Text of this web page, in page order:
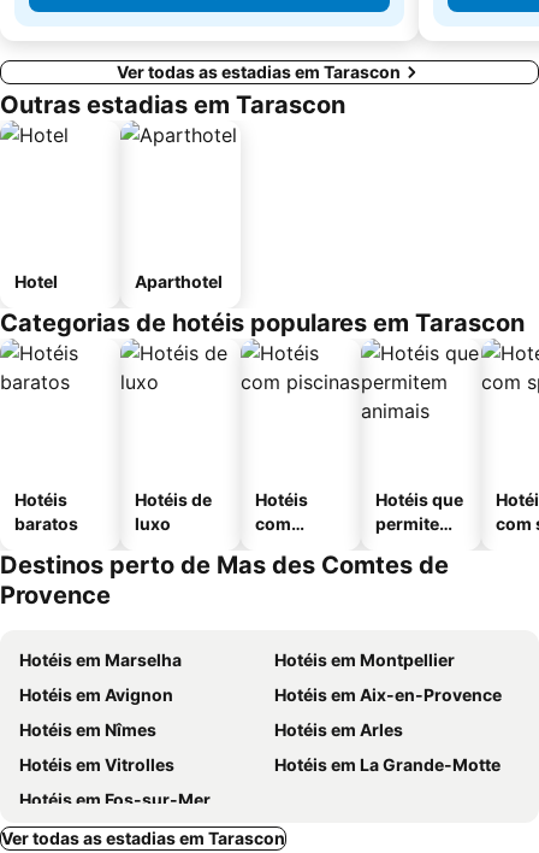
Ver todas as estadias em Tarascon
Outras estadias em Tarascon
Hotel Aparthotel
Categorias de hotéis populares em Tarascon
Hotéis
baratos
Hotéis de
luxo
Hotéis
com
Hotéis que
permitem
com
Destinos perto de Mas des Comtes de
Provence
Hotéis em Marselha
Hotéis em Montpellier
Hotéis em Avignon
Hotéis em Aix-en-Provence
Hotéis em Nîmes
Hotéis em Arles
Hotéis em Vitrolles
Hotéis em La Grande-Motte
Hotéis em Fos-sur-Mer
Ver todas as estadias em Tarascon